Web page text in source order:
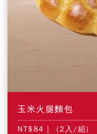
玉米火腿麵包
NT$84 | (2入/組)